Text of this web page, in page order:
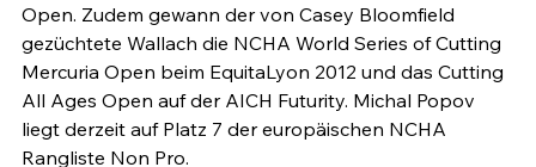
Open. Zudem gewann der von Casey Bloomfield
gezüchtete Wallach die NCHA World Series of Cutting
Mercuria Open beim EquitaLyon 2012 und das Cutting
All Ages Open auf der AICH Futurity. Michal Popov
liegt derzeit auf Platz 7 der europäischen NCHA
Rangliste Non Pro.